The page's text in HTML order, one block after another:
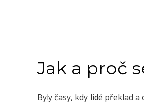
Jak a proč
Byly časy, kdy lidé překlad